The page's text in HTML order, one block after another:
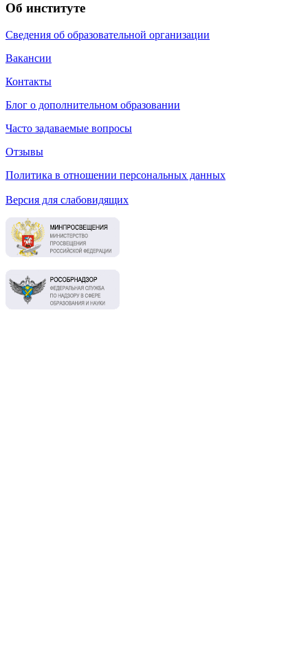
Об институте
Сведения об образовательной организации
Вакансии
Контакты
Блог о дополнительном образовании
Часто задаваемые вопросы
Отзывы
Политика в отношении персональных данных
Версия для слабовидящих